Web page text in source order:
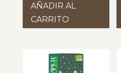
AÑADIR AL
CARRITO